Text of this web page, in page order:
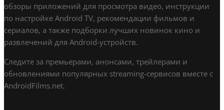
обзоры приложений для просмотра видео, инструкции
по настройке Android TV, рекомендации фильмов и
сериалов, а также подборки лучших новинок кино и
развлечений для Android-устройств.
Следите за премьерами, анонсами, трейлерами и
обновлениями популярных streaming-сервисов вместе с
AndroidFilms.net.